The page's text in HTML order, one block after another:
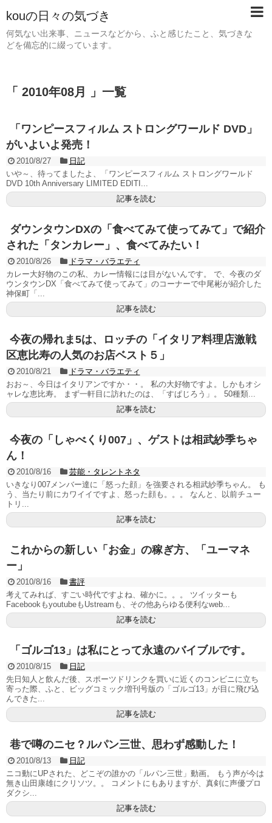
kouの日々の気づき
何気ない出来事、ニュースなどから、ふと感じたこと、気づきな
どを備忘的に綴っています。
「 2010年08月 」一覧
「ワンピースフィルム ストロングワールド DVD」
がいよいよ発売！
2010/8/27
日記
いや～、待ってましたよ、「ワンピースフィルム ストロングワールド
DVD 10th Anniversary LIMITED EDITI...
記事を読む
ダウンタウンDXの「食べてみて使ってみて」で紹介
された「タンカレー」、食べてみたい！
2010/8/26
ドラマ・バラエティ
カレー大好物のこの私、カレー情報には目がないんです。 で、今夜のダ
ウンタウンDX「食べてみて使ってみて」のコーナーで中尾彬が紹介した
神保町「...
記事を読む
今夜の帰れま5は、ロッチの「イタリア料理店激戦
区恵比寿の人気のお店ベスト５」
2010/8/21
ドラマ・バラエティ
おお～、今日はイタリアンですか・・。 私の大好物ですよ。しかもオシ
ャレな恵比寿。 まず一軒目に訪れたのは、「すぱじろう」。 50種類...
記事を読む
今夜の「しゃべくり007」、ゲストは相武紗季ちゃ
ん！
2010/8/16
芸能・タレントネタ
いきなり007メンバー達に「怒った顔」を強要される相武紗季ちゃん。 も
う、当たり前にカワイイですよ、怒った顔も。。。 なんと、以前チュー
トリ...
記事を読む
これからの新しい「お金」の稼ぎ方、「ユーマネ
ー」
2010/8/16
書評
考えてみれば、すごい時代ですよね、確かに。。。 ツイッターも
FacebookもyoutubeもUstreamも、その他あらゆる便利なweb...
記事を読む
「ゴルゴ13」は私にとって永遠のバイブルです。
2010/8/15
日記
先日知人と飲んだ後、スポーツドリンクを買いに近くのコンビニに立ち
寄った際、ふと、ビッグコミック増刊号版の「ゴルゴ13」が目に飛び込
んできた...
記事を読む
巷で噂のニセ？ルパン三世、思わず感動した！
2010/8/13
日記
ニコ動にUPされた、どこぞの誰かの「ルパン三世」動画。 もう声が今は
無き山田康雄にクリソツ。。 コメントにもありますが、真剣に声優プロ
ダクシ...
記事を読む